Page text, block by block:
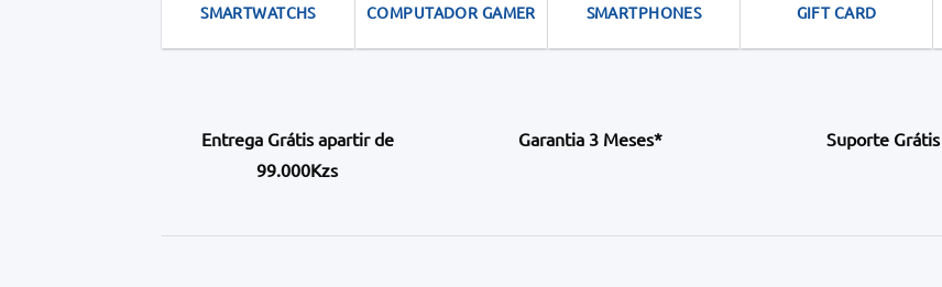
SMARTWATCHS COMPUTADOR GAMER SMARTPHONES GIFT CARD
Entrega Grátis apartir de
99.000Kzs
Garantia 3 Meses* Suporte Grátis